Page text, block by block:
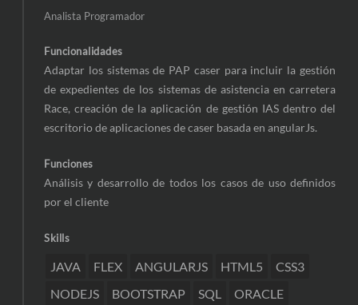
Analista Programador
Funcionalidades
Adaptar los sistemas de PAP caser para incluir la gestión
de expedientes de los sistemas de asistencia en carretera
Race, creación de la aplicación de gestión IAS dentro del
escritorio de aplicaciones de caser basada en angularJs.
Funciones
Análisis y desarrollo de todos los casos de uso definidos
por el cliente
Skills
JAVA FLEX ANGULARJS HTML5
CSS3
NODEJS
BOOTSTRAP SQL
ORACLE